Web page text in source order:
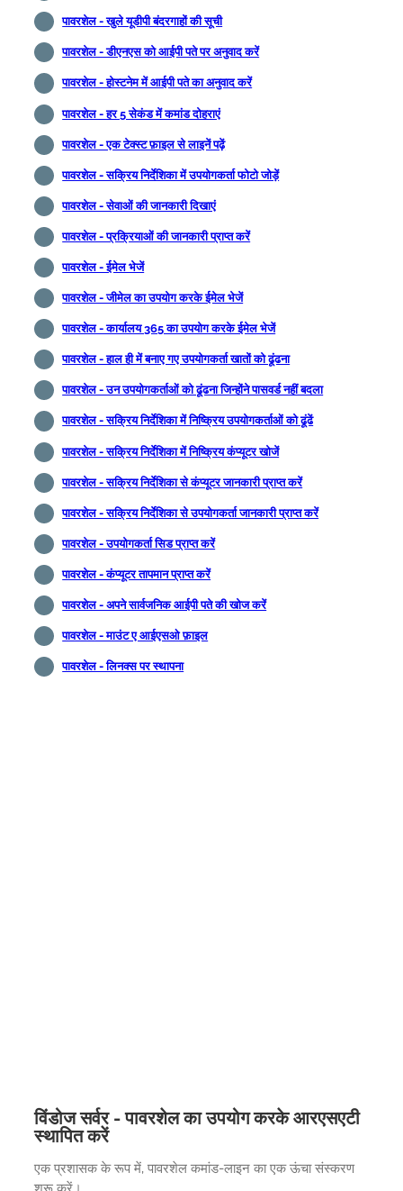
पावरशेल - खुले यूडीपी बंदरगाहों की सूची
पावरशेल - डीएनएस को आईपी पते पर अनुवाद करें
पावरशेल - होस्टनेम में आईपी पते का अनुवाद करें
पावरशेल - हर 5 सेकंड में कमांड दोहराएं
पावरशेल - एक टेक्स्ट फ़ाइल से लाइनें पढ़ें
पावरशेल - सक्रिय निर्देशिका में उपयोगकर्ता फोटो जोड़ें
पावरशेल - सेवाओं की जानकारी दिखाएं
पावरशेल - प्रक्रियाओं की जानकारी प्राप्त करें
पावरशेल - ईमेल भेजें
पावरशेल - जीमेल का उपयोग करके ईमेल भेजें
पावरशेल - कार्यालय 365 का उपयोग करके ईमेल भेजें
पावरशेल - हाल ही में बनाए गए उपयोगकर्ता खातों को ढूंढना
पावरशेल - उन उपयोगकर्ताओं को ढूंढना जिन्होंने पासवर्ड नहीं बदला
पावरशेल - सक्रिय निर्देशिका में निष्क्रिय उपयोगकर्ताओं को ढूंढें
पावरशेल - सक्रिय निर्देशिका में निष्क्रिय कंप्यूटर खोजें
पावरशेल - सक्रिय निर्देशिका से कंप्यूटर जानकारी प्राप्त करें
पावरशेल - सक्रिय निर्देशिका से उपयोगकर्ता जानकारी प्राप्त करें
पावरशेल - उपयोगकर्ता सिड प्राप्त करें
पावरशेल - कंप्यूटर तापमान प्राप्त करें
पावरशेल - अपने सार्वजनिक आईपी पते की खोज करें
पावरशेल - माउंट ए आईएसओ फ़ाइल
पावरशेल - लिनक्स पर स्थापना
विंडोज सर्वर - पावरशेल का उपयोग करके आरएसएटी
स्थापित करें
एक प्रशासक के रूप में, पावरशेल कमांड-लाइन का एक ऊंचा संस्करण